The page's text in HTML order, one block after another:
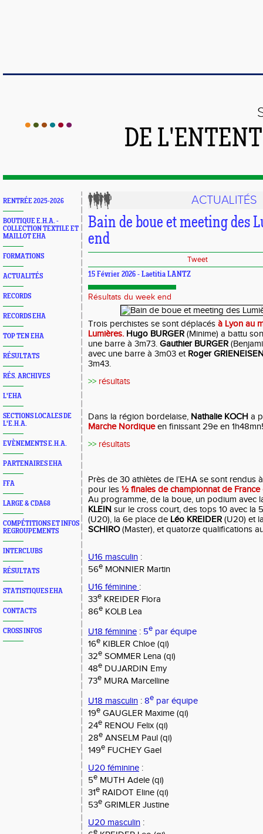
DE
RENTRÉE 2025-2026
BOUTIQUE E.H.A. -
COLLECTION TEXTILE ET
MAILLOT EHA
FORMATIONS
ACTUALITÉS
RECORDS
RECORDS EHA
TOP TEN EHA
RÉSULTATS
RÉS. ARCHIVES
L'EHA
SECTIONS LOCALES DE
L'E.H.A.
EVÈNEMENTS E.H.A.
PARTENAIRES EHA
FFA
LARGE & CDA68
COMPÉTITIONS ET INFOS
REGROUPEMENTS
INTERCLUBS
RÉSULTATS
STATISTIQUES EHA
CONTACTS
CROSS INFOS
ACTUALITÉS
Bain de boue et meeting des
end
Tweet
15 Février 2026 - Laetitia LANTZ
Résultats du week end
Trois perchistes se sont déplacés à Lyon au
Lumières. Hugo BURGER (Minime) a battu
une barre à 3m73. Gauthier BURGER
avec une barre à 3m03 et Roger
3m43.
>> résultats
Dans la région bordelaise, Nathalie KOCH a
Marche Nordiqueen finissant 29e en
>> résultats
Près de 30 athlètes de l’EHA se sont rendus
pour les ½ finales de championnat de France
Au programme, de la boue, un podium avec
KLEIN sur le cross court, des tops 10 avec la
(U20), la 6e place de Léo KREIDER (U20) et
SCHIRO(Master), et quatorze qualifications
U16 masculin :
56e MONNIER Martin
U16 féminine :
33e KREIDER Flora
86e KOLB Lea
U18 féminine : 5e par équipe
16e KIBLER Chloe (qi)
32e SOMMER Lena (qi)
48e DUJARDIN Emy
73e MURA Marcelline
U18 masculin : 8e par équipe
19e GAUGLER Maxime (qi)
24e RENOU Felix (qi)
28e ANSELM Paul (qi)
149e FUCHEY Gael
U20 féminine :
5e MUTH Adele (qi)
31e RAIDOT Eline (qi)
53e GRIMLER Justine
U20 masculin :
e